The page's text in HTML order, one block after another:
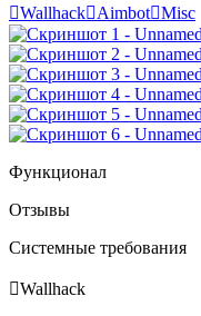
WallhackAimbotMisc
Функционал
Отзывы
Системные требования
Wallhack